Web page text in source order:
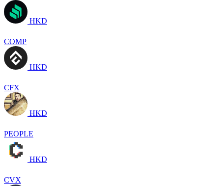
HKD
COMP
HKD
CFX
HKD
PEOPLE
HKD
CVX